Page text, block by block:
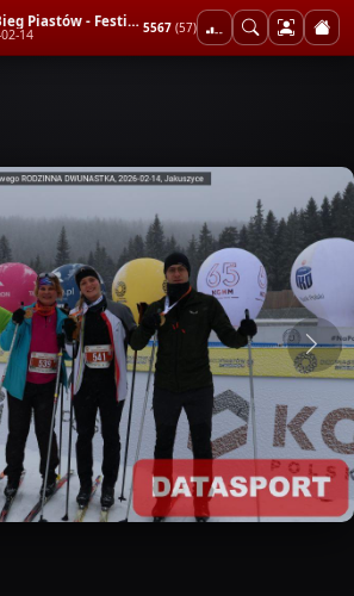
50. Bieg Piastów - Festiwal Narciarstwa Biegowego RODZINNA DWUNASTKA
14 5567 (57)